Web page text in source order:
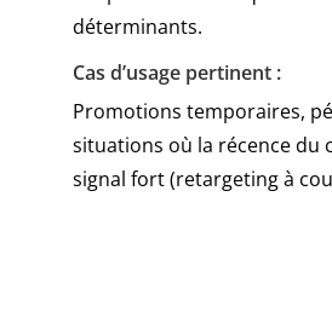
déterminants.
Cas d’usage pertinent :
Promotions temporaires,
situations où la récence du
signal fort (retargeting à